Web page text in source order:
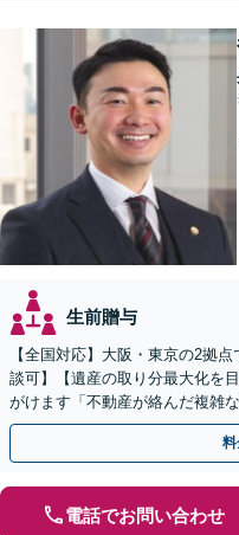
生前贈与
【全国対応】大阪・東京の2拠
談可】【遺産の取り分最大化を
がけます「不動産が絡んだ複雑
執行／事業承継など、お任せく
料
電話でお問い合わせ